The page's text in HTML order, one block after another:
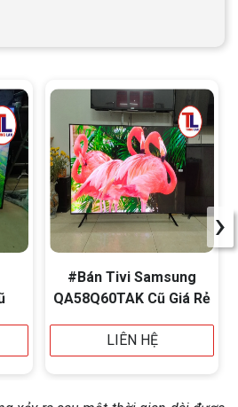
#Bán Tivi Samsung
QA58Q60TAK Cũ Giá Rẻ
LIÊN HỆ
›